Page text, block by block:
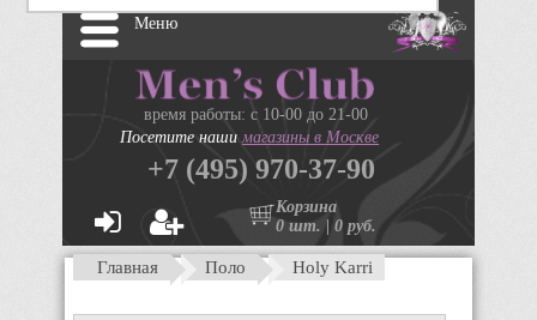
Меню
время работы: с 10-00 до 21-00
Посетите нашимагазины в Москве
+7 (495) 970-37-90
Корзина
0 шт. | 0 руб.
Главная Поло Holy Karri